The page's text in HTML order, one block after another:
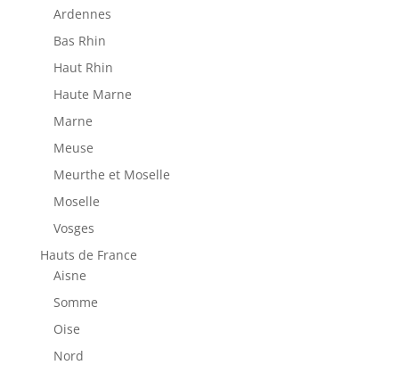
Ardennes
Bas Rhin
Haut Rhin
Haute Marne
Marne
Meuse
Meurthe et Moselle
Moselle
Vosges
Hauts de France
Aisne
Somme
Oise
Nord